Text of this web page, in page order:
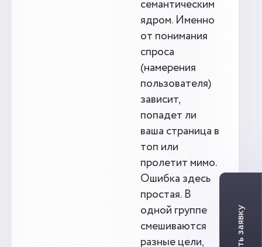
семантическим
ядром. Именно
от понимания
спроса
(намерения
пользователя)
зависит,
попадет ли
ваша страница в
топ или
пролетит мимо.
Ошибка здесь
простая. В
одной группе
смешиваются
разные цели,